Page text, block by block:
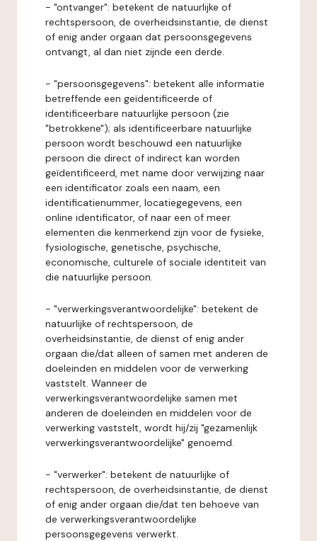
- "ontvanger": betekent de natuurlijke of
rechtspersoon, de overheidsinstantie, de dienst
of enig ander orgaan dat persoonsgegevens
ontvangt, al dan niet zijnde een derde.
- "persoonsgegevens": betekent alle informatie
betreffende een geïdentificeerde of
identificeerbare natuurlijke persoon (zie
"betrokkene"); als identificeerbare natuurlijke
persoon wordt beschouwd een natuurlijke
persoon die direct of indirect kan worden
geïdentificeerd, met name door verwijzing naar
een identificator zoals een naam, een
identificatienummer, locatiegegevens, een
online identificator, of naar een of meer
elementen die kenmerkend zijn voor de fysieke,
fysiologische, genetische, psychische,
economische, culturele of sociale identiteit van
die natuurlijke persoon.
- "verwerkingsverantwoordelijke": betekent de
natuurlijke of rechtspersoon, de
overheidsinstantie, de dienst of enig ander
orgaan die/dat alleen of samen met anderen de
doeleinden en middelen voor de verwerking
vaststelt. Wanneer de
verwerkingsverantwoordelijke samen met
anderen de doeleinden en middelen voor de
verwerking vaststelt, wordt hij/zij "gezamenlijk
verwerkingsverantwoordelijke" genoemd.
- "verwerker": betekent de natuurlijke of
rechtspersoon, de overheidsinstantie, de dienst
of enig ander orgaan die/dat ten behoeve van
de verwerkingsverantwoordelijke
persoonsgegevens verwerkt.